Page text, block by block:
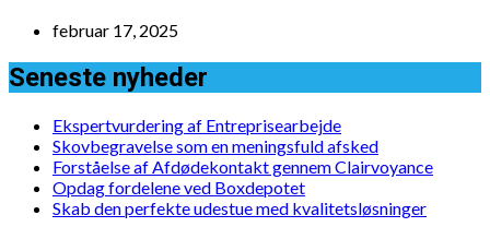
februar 17, 2025
Seneste nyheder
Ekspertvurdering af Entreprisearbejde
Skovbegravelse som en meningsfuld afsked
Forståelse af Afdødekontakt gennem Clairvoyance
Opdag fordelene ved Boxdepotet
Skab den perfekte udestue med kvalitetsløsninger